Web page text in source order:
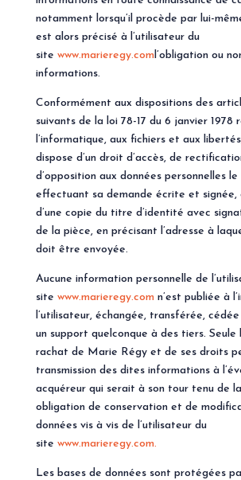
notamment lorsqu’il procède par lui-
est alors précisé à l’utilisateur du
site www.marieregy.coml’obligation ou
informations.
Conformément aux dispositions des
suivants de la loi 78-17 du 6 janvier 1978
l’informatique, aux fichiers et aux
dispose d’un droit d’accès, de
d’opposition aux données personnelles
effectuant sa demande écrite et signée,
d’une copie du titre d’identité avec
de la pièce, en précisant l’adresse à
doit être envoyée.
Aucune information personnelle de
site www.marieregy.comn’est publiée à
l’utilisateur, échangée, transférée,
un support quelconque à des tiers. Seule
rachat de Marie Régy et de ses droits
transmission des dites informations à
acquéreur qui serait à son tour tenu de
obligation de conservation et de
données vis à vis de l’utilisateur du
site www.marieregy.com.
Les bases de données sont protégées